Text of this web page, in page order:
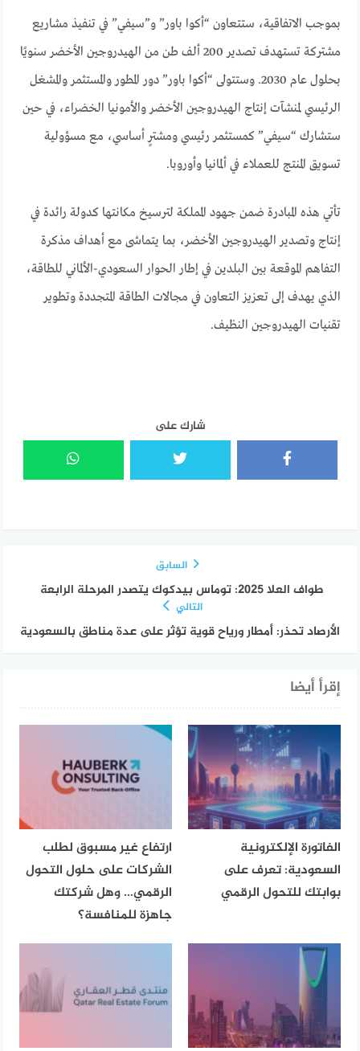
بموجب الاتفاقية، ستتعاون “أكوا باور” و”سيفي” في تنفيذ مشاريع
مشتركة تستهدف تصدير 200 ألف طن من الهيدروجين الأخضر سنويًا
بحلول عام 2030. وستتولى “أكوا باور” دور المطور والمستثمر والمشغل
الرئيسي لمنشآت إنتاج الهيدروجين الأخضر والأمونيا الخضراء، في حين
ستشارك “سيفي” كمستثمر رئيسي ومشترٍ أساسي، مع مسؤولية
تسويق المنتج للعملاء في ألمانيا وأوروبا.
تأتي هذه المبادرة ضمن جهود المملكة لترسيخ مكانتها كدولة رائدة في
إنتاج وتصدير الهيدروجين الأخضر، بما يتماشى مع أهداف مذكرة
التفاهم الموقعة بين البلدين في إطار الحوار السعودي-الألماني للطاقة،
الذي يهدف إلى تعزيز التعاون في مجالات الطاقة المتجددة وتطوير
تقنيات الهيدروجين النظيف.
شارك على
السابق
طواف العلا 2025: توماس بيدكوك يتصدر المرحلة الرابعة
التالي
الأرصاد تحذر: أمطار ورياح قوية تؤثر على عدة مناطق بالسعودية
إقرأ أيضا
الفاتورة الإلكترونية
السعودية: تعرف على
بوابتك للتحول الرقمي
ارتفاع غير مسبوق لطلب
الشركات على حلول التحول
الرقمي… وهل شركتك
جاهزة للمنافسة؟